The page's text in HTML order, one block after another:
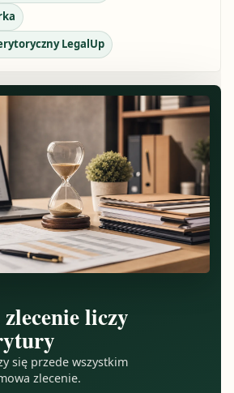
LegalUp
liczy
się przede wszystkim
zlecenie.